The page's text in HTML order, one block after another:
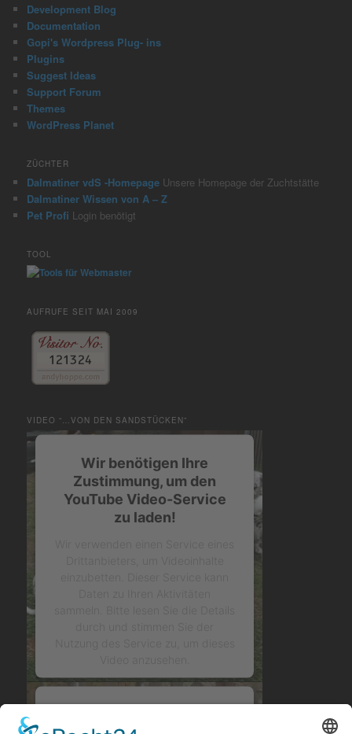
Development Blog
Documentation
Gopi's Wordpress Plug- ins
Plugins
Suggest Ideas
Support Forum
Themes
WordPress Planet
ZÜCHTER
Dalmatiner vdS -Homepage Unsere Homepage der Zuchtstätte
Dalmatiner Wissen von A – Z
Pet Profi Login benötigt
TOOL
AUFRUFE SEIT MAI 2009
VIDEO “…VON DEN SANDSTÜCKEN”
Wir benötigen Ihre
Zustimmung, um den
YouTube Video-Service
zu laden!
Mehr Informationen